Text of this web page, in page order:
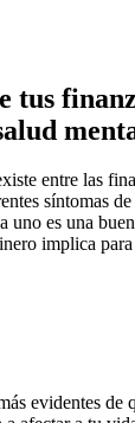
tus
entre las
síntomas
uno es una
implica para
evidentes de